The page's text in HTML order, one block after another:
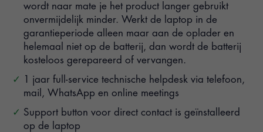
wordt naar mate je het product langer gebruikt
onvermijdelijk minder. Werkt de laptop in de
garantieperiode alleen maar aan de oplader en
helemaal niet op de batterij, dan wordt de batterij
kosteloos gerepareerd of vervangen.
1 jaar full-service technische helpdesk via telefoon,
mail, WhatsApp en online meetings
Support button voor direct contact is geïnstalleerd
op de laptop